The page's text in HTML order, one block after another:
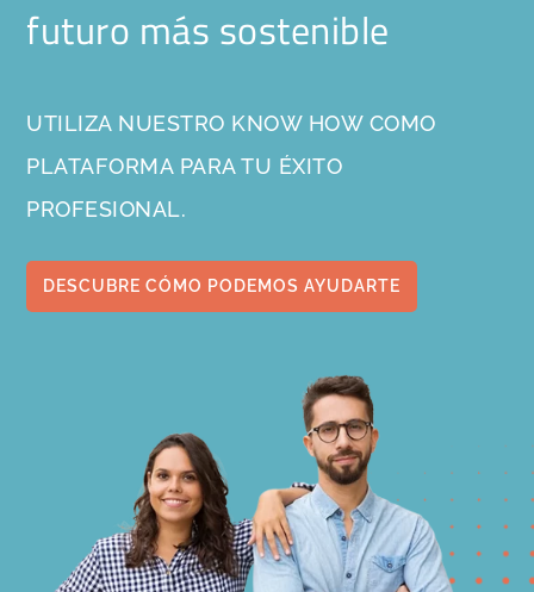
futuro más sostenible
UTILIZA NUESTRO KNOW HOW COMO
PLATAFORMA PARA TU ÉXITO
PROFESIONAL.
DESCUBRE CÓMO PODEMOS AYUDARTE